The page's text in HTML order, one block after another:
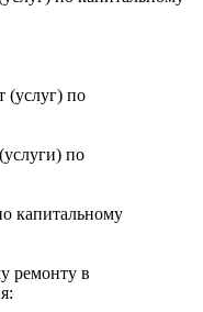
(услуг) по
по
капитальному
ремонту в